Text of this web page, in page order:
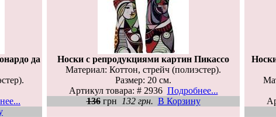
да
Носки с репродукциями картин Пикассо
Материал: Коттон, стрейч (полиэстер).
Размер: 20 см.
Артикул товара: # 2936 Подробнее...
136грн 132 грн. В Корзину